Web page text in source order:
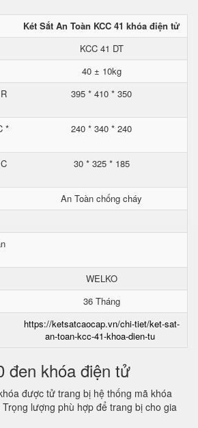
Két Sắt An Toàn KCC 41 khóa điện tử
KCC 41 DT
40 ± 10kg
395 * 410 * 350
*
240 * 340 * 240
30 * 325 * 185
An Toàn chống cháy
WELKO
36 Tháng
https://ketsatcaocap.vn/chi-tiet/ket-sat-
an-toan-kcc-41-khoa-dien-tu
đen khóa điện tử
được tử trang bị hệ thống mã khóa
lượng phù hợp để trang bị cho gia